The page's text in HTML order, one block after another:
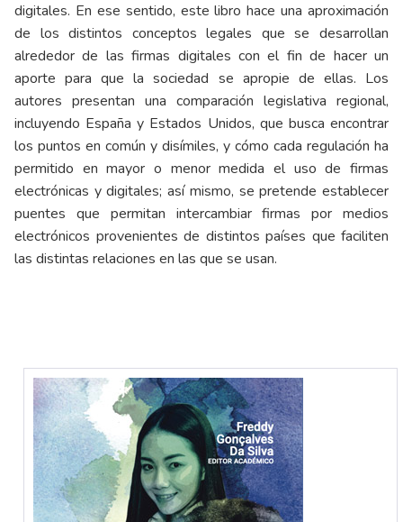
digitales. En ese sentido, este libro hace una aproximación
de los distintos conceptos legales que se desarrollan
alrededor de las firmas digitales con el fin de hacer un
aporte para que la sociedad se apropie de ellas. Los
autores presentan una comparación legislativa regional,
incluyendo España y Estados Unidos, que busca encontrar
los puntos en común y disímiles, y cómo cada regulación ha
permitido en mayor o menor medida el uso de firmas
electrónicas y digitales; así mismo, se pretende establecer
puentes que permitan intercambiar firmas por medios
electrónicos provenientes de distintos países que faciliten
las distintas relaciones en las que se usan.